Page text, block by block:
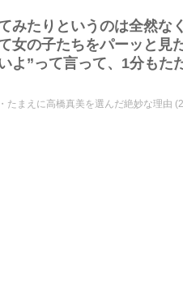
みたりというのは全然な
女の子たちをパーッと見
よ”って言って、1分もた
たまえに高橋真美を選んだ絶妙な理由